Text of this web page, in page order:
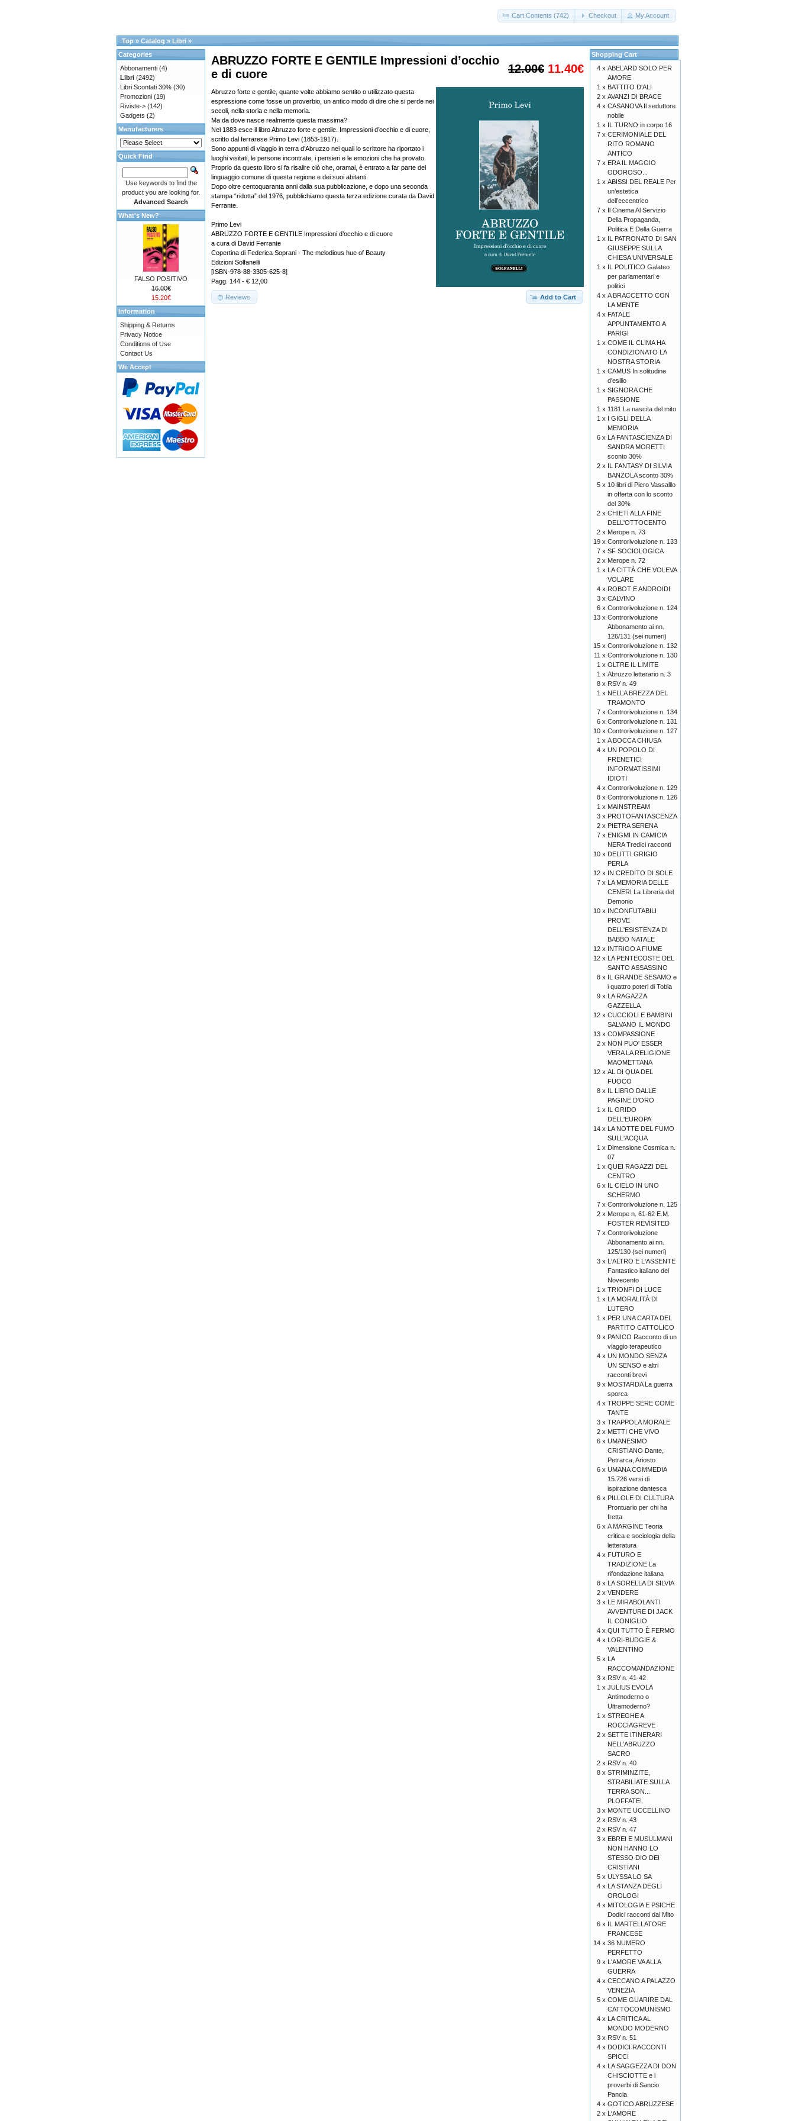
Cart Contents (742) Checkout My Account
Top » Catalog » Libri »
12.00€ 11.40€
ABRUZZO FORTE E GENTILE Impressioni d’occhio
e di cuore
Abruzzo forte e gentile, quante volte abbiamo sentito o utilizzato questa
espressione come fosse un proverbio, un antico modo di dire che si perde nei
secoli, nella storia e nella memoria.
Ma da dove nasce realmente questa massima?
Nel 1883 esce il libro Abruzzo forte e gentile. Impressioni d’occhio e di cuore,
scritto dal ferrarese Primo Levi (1853-1917).
Sono appunti di viaggio in terra d’Abruzzo nei quali lo scrittore ha riportato i
luoghi visitati, le persone incontrate, i pensieri e le emozioni che ha provato.
Proprio da questo libro si fa risalire ciò che, oramai, è entrato a far parte del
linguaggio comune di questa regione e dei suoi abitanti.
Dopo oltre centoquaranta anni dalla sua pubblicazione, e dopo una seconda
stampa “ridotta” del 1976, pubblichiamo questa terza edizione curata da David
Ferrante.
Primo Levi
ABRUZZO FORTE E GENTILE Impressioni d’occhio e di cuore
a cura di David Ferrante
Copertina di Federica Soprani - The melodious hue of Beauty
Edizioni Solfanelli
[ISBN-978-88-3305-625-8]
Pagg. 144 - € 12,00
Add to Cart
Reviews
Categories
Abbonamenti (4)
Libri (2492)
Libri Scontati 30% (30)
Promozioni (19)
Riviste-> (142)
Gadgets (2)
Manufacturers
Quick Find
Use keywords to find the
product you are looking for.
Advanced Search
What's New?
FALSO POSITIVO
16.00€
15.20€
Information
Shipping & Returns
Privacy Notice
Conditions of Use
Contact Us
We Accept
Shopping Cart
4 x ABELARD SOLO PER
AMORE
1 x BATTITO D'ALI
2 x AVANZI DI BRACE
4 x CASANOVA Il seduttore
nobile
1 x IL TURNO in corpo 16
7 x CERIMONIALE DEL
RITO ROMANO
ANTICO
7 x ERA IL MAGGIO
ODOROSO...
1 x ABISSI DEL REALE Per
un’estetica
dell’eccentrico
7 x Il Cinema Al Servizio
Della Propaganda,
Politica E Della Guerra
1 x IL PATRONATO DI SAN
GIUSEPPE SULLA
CHIESA UNIVERSALE
1 x IL POLITICO Galateo
per parlamentari e
politici
4 x A BRACCETTO CON
LA MENTE
4 x FATALE
APPUNTAMENTO A
PARIGI
1 x COME IL CLIMA HA
CONDIZIONATO LA
NOSTRA STORIA
1 x CAMUS In solitudine
d'esilio
1 x SIGNORA CHE
PASSIONE
1 x 1181 La nascita del mito
1 x I GIGLI DELLA
MEMORIA
6 x LA FANTASCIENZA DI
SANDRA MORETTI
sconto 30%
2 x IL FANTASY DI SILVIA
BANZOLA sconto 30%
5 x 10 libri di Piero Vassalllo
in offerta con lo sconto
del 30%
2 x CHIETI ALLA FINE
DELL'OTTOCENTO
2 x Merope n. 73
19 x Controrivoluzione n. 133
7 x SF SOCIOLOGICA
2 x Merope n. 72
1 x LA CITTÀ CHE VOLEVA
VOLARE
4 x ROBOT E ANDROIDI
3 x CALVINO
6 x Controrivoluzione n. 124
13 x Controrivoluzione
Abbonamento ai nn.
126/131 (sei numeri)
15 x Controrivoluzione n. 132
11 x Controrivoluzione n. 130
1 x OLTRE IL LIMITE
1 x Abruzzo letterario n. 3
8 x RSV n. 49
1 x NELLA BREZZA DEL
TRAMONTO
7 x Controrivoluzione n. 134
6 x Controrivoluzione n. 131
10 x Controrivoluzione n. 127
1 x A BOCCA CHIUSA
4 x UN POPOLO DI
FRENETICI
INFORMATISSIMI
IDIOTI
4 x Controrivoluzione n. 129
8 x Controrivoluzione n. 126
1 x MAINSTREAM
3 x PROTOFANTASCENZA
2 x PIETRA SERENA
7 x ENIGMI IN CAMICIA
NERA Tredici racconti
10 x DELITTI GRIGIO
PERLA
12 x IN CREDITO DI SOLE
7 x LA MEMORIA DELLE
CENERI La Libreria del
Demonio
10 x INCONFUTABILI
PROVE
DELL'ESISTENZA DI
BABBO NATALE
12 x INTRIGO A FIUME
12 x LA PENTECOSTE DEL
SANTO ASSASSINO
8 x IL GRANDE SESAMO e
i quattro poteri di Tobia
9 x LA RAGAZZA
GAZZELLA
12 x CUCCIOLI E BAMBINI
SALVANO IL MONDO
13 x COMPASSIONE
2 x NON PUO' ESSER
VERA LA RELIGIONE
MAOMETTANA
12 x AL DI QUA DEL
FUOCO
8 x IL LIBRO DALLE
PAGINE D'ORO
1 x IL GRIDO
DELL'EUROPA
14 x LA NOTTE DEL FUMO
SULL'ACQUA
1 x Dimensione Cosmica n.
07
1 x QUEI RAGAZZI DEL
CENTRO
6 x IL CIELO IN UNO
SCHERMO
7 x Controrivoluzione n. 125
2 x Merope n. 61-62 E.M.
FOSTER REVISITED
7 x Controrivoluzione
Abbonamento ai nn.
125/130 (sei numeri)
3 x L'ALTRO E L'ASSENTE
Fantastico italiano del
Novecento
1 x TRIONFI DI LUCE
1 x LA MORALITÀ DI
LUTERO
1 x PER UNA CARTA DEL
PARTITO CATTOLICO
9 x PANICO Racconto di un
viaggio terapeutico
4 x UN MONDO SENZA
UN SENSO e altri
racconti brevi
9 x MOSTARDA La guerra
sporca
4 x TROPPE SERE COME
TANTE
3 x TRAPPOLA MORALE
2 x METTI CHE VIVO
6 x UMANESIMO
CRISTIANO Dante,
Petrarca, Ariosto
6 x UMANA COMMEDIA
15.726 versi di
ispirazione dantesca
6 x PILLOLE DI CULTURA
Prontuario per chi ha
fretta
6 x A MARGINE Teoria
critica e sociologia della
letteratura
4 x FUTURO E
TRADIZIONE La
rifondazione italiana
8 x LA SORELLA DI SILVIA
2 x VENDERE
3 x LE MIRABOLANTI
AVVENTURE DI JACK
IL CONIGLIO
4 x QUI TUTTO È FERMO
4 x LORI-BUDGIE &
VALENTINO
5 x LA
RACCOMANDAZIONE
3 x RSV n. 41-42
1 x JULIUS EVOLA
Antimoderno o
Ultramoderno?
1 x STREGHE A
ROCCIAGREVE
2 x SETTE ITINERARI
NELL’ABRUZZO
SACRO
2 x RSV n. 40
8 x STRIMINZITE,
STRABILIATE SULLA
TERRA SON...
PLOFFATE!
3 x MONTE UCCELLINO
2 x RSV n. 43
2 x RSV n. 47
3 x EBREI E MUSULMANI
NON HANNO LO
STESSO DIO DEI
CRISTIANI
5 x ULYSSA LO SA
4 x LA STANZA DEGLI
OROLOGI
4 x MITOLOGIA E PSICHE
Dodici racconti dal Mito
6 x IL MARTELLATORE
FRANCESE
14 x 36 NUMERO
PERFETTO
9 x L'AMORE VA ALLA
GUERRA
4 x CECCANO A PALAZZO
VENEZIA
5 x COME GUARIRE DAL
CATTOCOMUNISMO
4 x LA CRITICA AL
MONDO MODERNO
3 x RSV n. 51
4 x DODICI RACCONTI
SPICCI
4 x LA SAGGEZZA DI DON
CHISCIOTTE e i
proverbi di Sancio
Pancia
4 x GOTICO ABRUZZESE
2 x L'AMORE